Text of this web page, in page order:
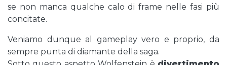
se non manca qualche calo di frame nelle fasi più
concitate.
Veniamo dunque al gameplay vero e proprio, da
sempre punta di diamante della saga.